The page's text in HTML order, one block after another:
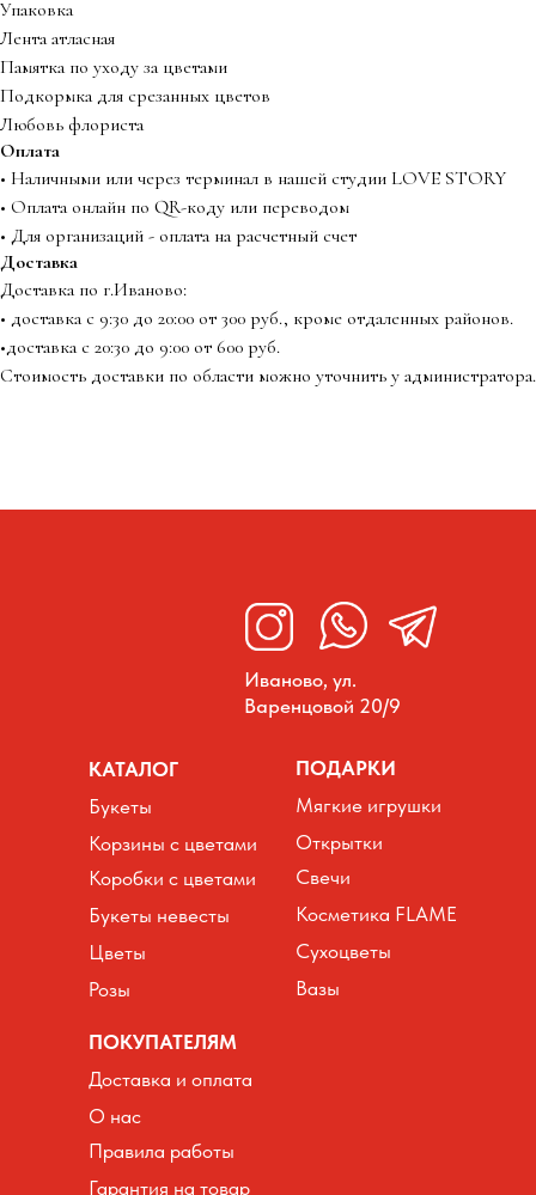
Упаковка
Лента атласная
Памятка по уходу за цветами
Подкормка для срезанных цветов
Любовь флориста
Оплата
• Наличными или через терминал в нашей студии LOVE STORY
• Оплата онлайн по QR-коду или переводом
• Для организаций - оплата на расчетный счет
Доставка
Доставка по г.Иваново:
• доставка с 9:30 до 20:00 от 300 руб., кроме отдаленных районов.
•доставка с 20:30 до 9:00 от 600 руб.
Стоимость доставки по области можно уточнить у администратора.
Иваново, ул.
Варенцовой 20/9
КАТАЛОГ ПОДАРКИ
ПОКУПАТЕЛЯМ
Букеты
Корзины с цветами
Коробки с цветами
Цветы
Розы
Букеты невесты
Мягкие игрушки
Открытки
Свечи
Сухоцветы
Вазы
Косметика FLAME
Доставка и оплата
О нас
Правила работы
Гарантия на товар